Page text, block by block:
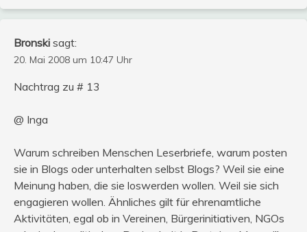
Bronski sagt:
20. Mai 2008 um 10:47 Uhr
Nachtrag zu # 13
@ Inga
Warum schreiben Menschen Leserbriefe, warum posten
sie in Blogs oder unterhalten selbst Blogs? Weil sie eine
Meinung haben, die sie loswerden wollen. Weil sie sich
engagieren wollen. Ähnliches gilt für ehrenamtliche
Aktivitäten, egal ob in Vereinen, Bürgerinitiativen, NGOs